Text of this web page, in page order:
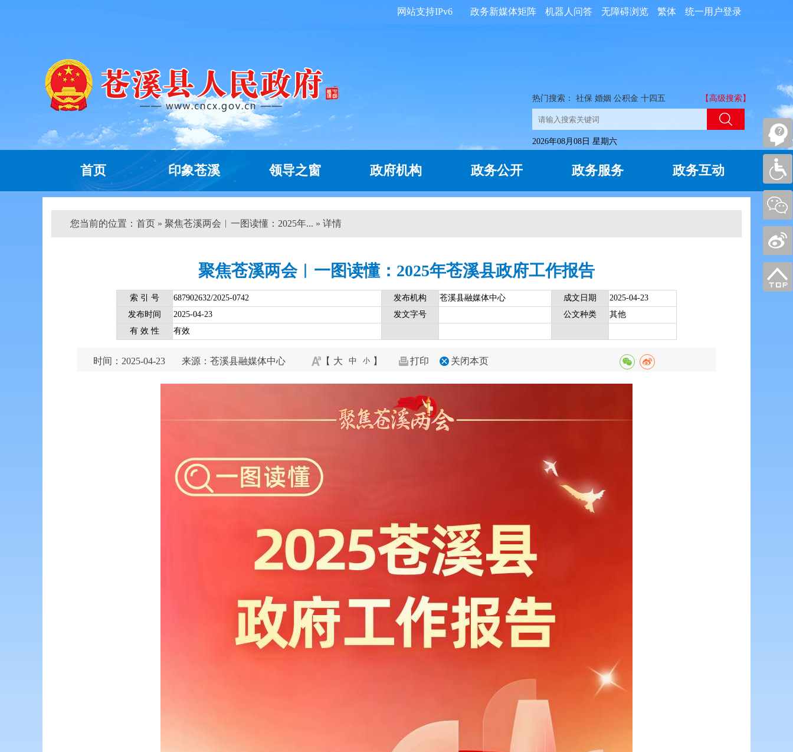
统一用户登录
繁体
无障碍浏览
机器人问答
政务新媒体矩阵
网站支持IPv6
热门搜索： 社保 婚姻 公积金 十四五 【高级搜索】
2026年08月08日 星期六
首页 印象苍溪 领导之窗 政府机构 政务公开 政务服务 政务互动
您当前的位置： 首页 » 聚焦苍溪两会︱一图读懂：2025年... » 详情
聚焦苍溪两会︱一图读懂：2025年苍溪县政府工作报告
索 引 号 687902632/2025-0742 发布机构 苍溪县融媒体中心 成文日期
2025-04-23
发布时间
2025-04-23 发文字号 公文种类
其他
有 效 性
有效
时间：2025-04-23 来源：苍溪县融媒体中心 【 大 中 小 】 打印 关闭本页